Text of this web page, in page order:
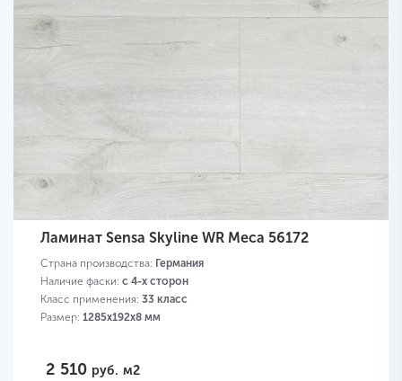
Ламинат Sensa Skyline WR Меса 56172
Страна производства: Германия
Наличие фаски: с 4-х сторон
Класс применения: 33 класс
Размер: 1285х192х8 мм
2 510 руб. м2